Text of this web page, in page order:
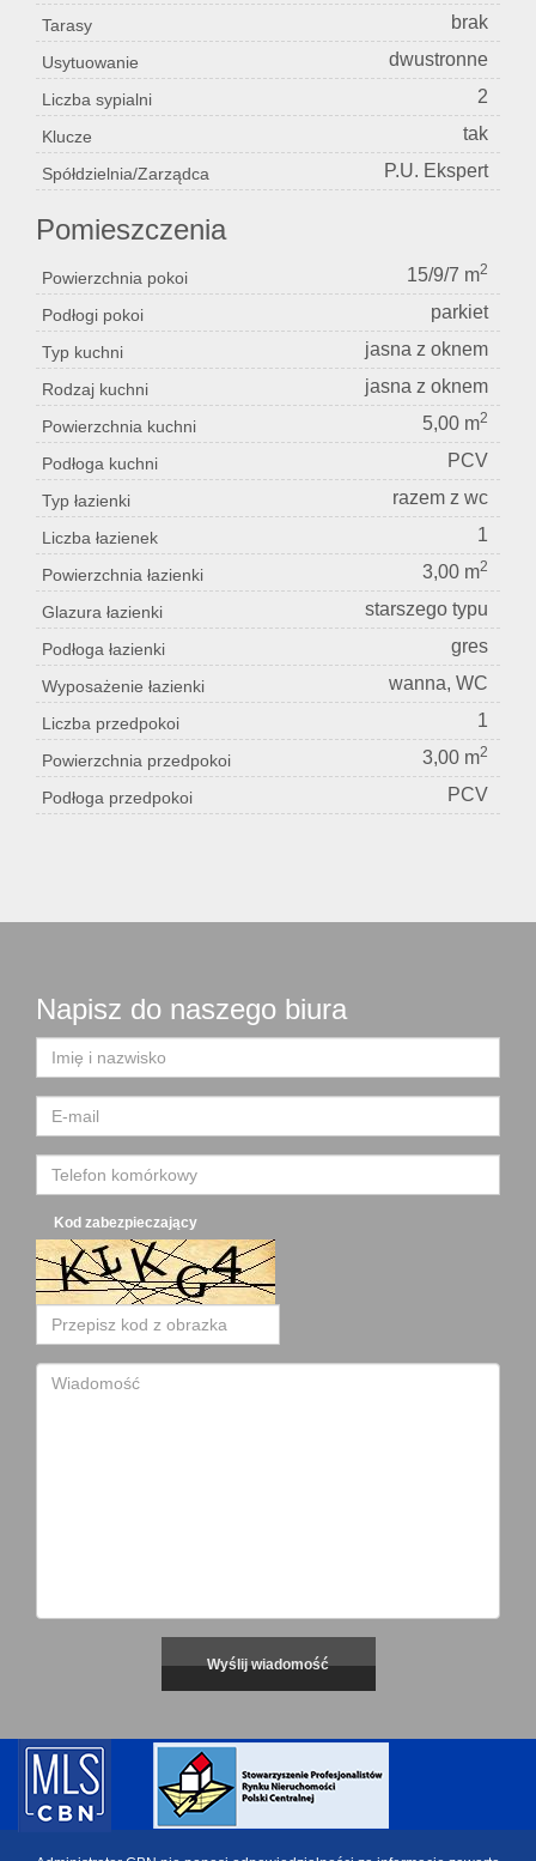
Tarasy brak
Usytuowanie dwustronne
Liczba sypialni 2
Klucze tak
Spółdzielnia/Zarządca P.U. Ekspert
Pomieszczenia
Powierzchnia pokoi 15/9/7 m2
Podłogi pokoi parkiet
Typ kuchni jasna z oknem
Rodzaj kuchni jasna z oknem
Powierzchnia kuchni 5,00 m2
Podłoga kuchni PCV
Typ łazienki razem z wc
Liczba łazienek 1
Powierzchnia łazienki 3,00 m2
Glazura łazienki starszego typu
Podłoga łazienki gres
Wyposażenie łazienki wanna, WC
Liczba przedpokoi 1
Powierzchnia przedpokoi 3,00 m2
Podłoga przedpokoi PCV
Napisz do naszego biura
Kod zabezpieczający